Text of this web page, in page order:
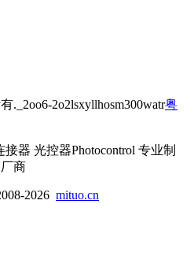
._2oo6-2o2lsxyllhosm300watr粤
器 光控器Photocontrol 专业制
商
2026 mituo.cn